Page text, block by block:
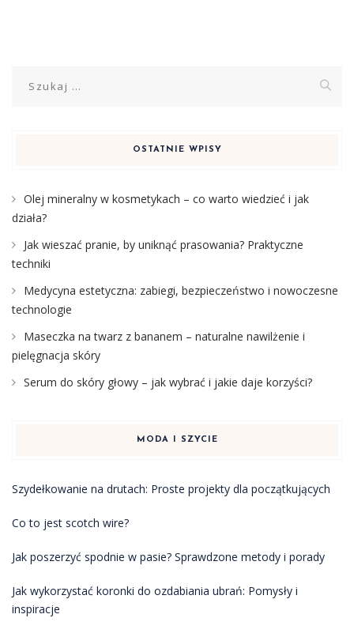
OSTATNIE WPISY
Olej mineralny w kosmetykach – co warto wiedzieć i jak
działa?
Jak wieszać pranie, by uniknąć prasowania? Praktyczne
techniki
Medycyna estetyczna: zabiegi, bezpieczeństwo i nowoczesne
technologie
Maseczka na twarz z bananem – naturalne nawilżenie i
pielęgnacja skóry
Serum do skóry głowy – jak wybrać i jakie daje korzyści?
MODA I SZYCIE
Szydełkowanie na drutach: Proste projekty dla początkujących
Co to jest scotch wire?
Jak poszerzyć spodnie w pasie? Sprawdzone metody i porady
Jak wykorzystać koronki do ozdabiania ubrań: Pomysły i
inspiracje